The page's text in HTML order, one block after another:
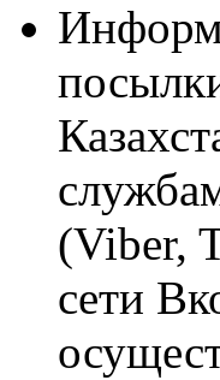
(Viber,
сети